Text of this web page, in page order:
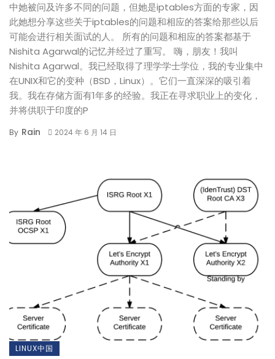
中她被问及许多不同的问题，但她是iptables方面的专家，因
此她想分享这些关于iptables的问题和相应的答案给那些以后
可能会进行相关面试的人。 所有的问题和相应的答案都基于
Nishita Agarwal的记忆并经过了重写。 嗨，朋友！我叫
Nishita Agarwal。我已经取得了理学学士学位，我的专业集中
在UNIX和它的变种（BSD，Linux）。它们一直深深的吸引着
我。我在存储方面有1年多的经验。我正在寻求职业上的变化，
并将供职于印度的P
By Rain 2024 年 6 月 14 日
LINUX中国